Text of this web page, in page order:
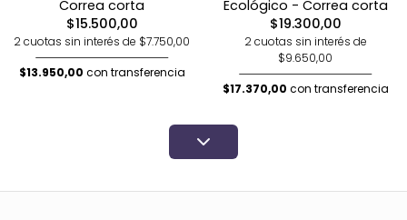
Correa corta
$15.500,00
2 cuotas sin interés de $7.750,00
$13.950,00 con transferencia
Ecológico - Correa corta
$19.300,00
2 cuotas sin interés de
$9.650,00
$17.370,00 con transferencia